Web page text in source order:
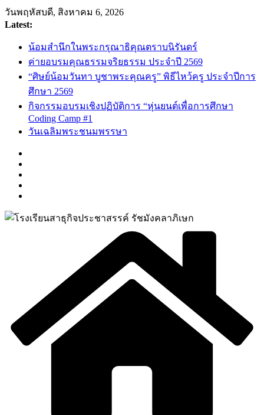
Skip
to
content
วันพฤหัสบดี, สิงหาคม 6, 2026
Latest:
น้อมสำนึกในพระกรุณาธิคุณตราบนิรันดร์
ค่ายอบรมคุณธรรมจริยธรรม ประจำปี 2569
“ศิษย์น้อมวันทา บูชาพระคุณครู” พิธีไหว้ครู ประจำปีการ
ศึกษา 2569
กิจกรรมอบรมเชิงปฏิบัติการ “หุ่นยนต์เพื่อการศึกษา
Coding Camp #1
วันเฉลิมพระชนมพรรษา